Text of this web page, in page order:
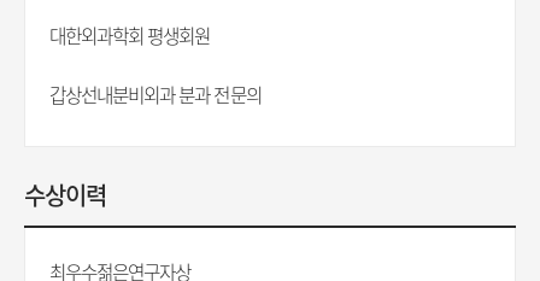
대한외과학회 평생회원
갑상선내분비외과 분과 전문의
수상이력
최우수젊은연구자상